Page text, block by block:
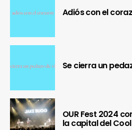
Adiós con el
Se cierra un
OUR Fest 2024
la capital del